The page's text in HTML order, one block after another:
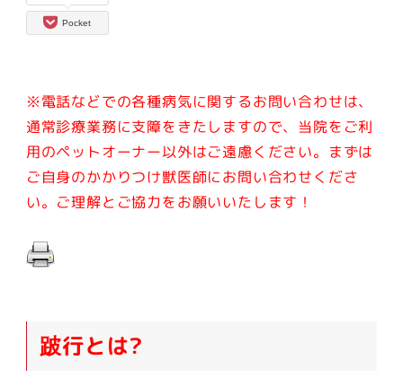
Pocket
※電話などでの各種病気に関するお問い合わせは、
通常診療業務に支障をきたしますので、当院をご利
用のペットオーナー以外はご遠慮ください。 まずは
ご自身のかかりつけ獣医師にお問い合わせくださ
い。ご理解とご協力をお願いいたします！
跛行とは?